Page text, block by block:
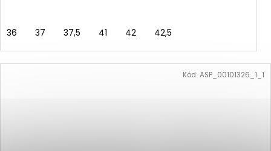
36 37 37,5 41 42 42,5
Kód: ASP_00101326_1_1